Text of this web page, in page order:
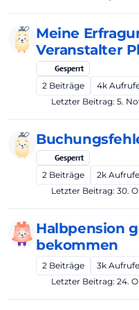
Meine
Veranstalter
Gesperrt
2 Beiträge 4k
Letzter Beitrag: 5.
Gesperrt
2 Beiträge 2k Aufrufe
Letzter Beitrag: 30.
Halbpension
bekommen
2 Beiträge 3k Aufrufe
Letzter Beitrag: 24.